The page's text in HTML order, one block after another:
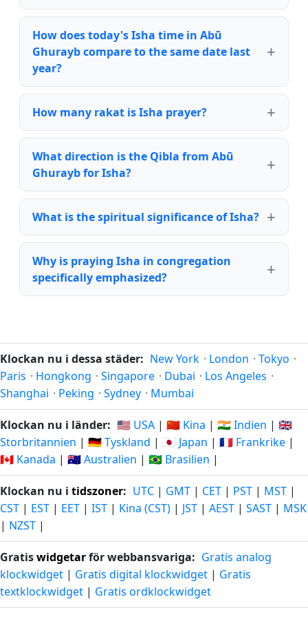
How does today's Isha time in Abū
Ghurayb compare to the same date last
year?
How many rakat is Isha prayer?
What direction is the Qibla from Abū
Ghurayb for Isha?
What is the spiritual significance of Isha?
Why is praying Isha in congregation
specifically emphasized?
Klockan nu i dessa städer: New York · London · Tokyo ·
Paris · Hongkong · Singapore · Dubai · Los Angeles ·
Shanghai · Peking · Sydney · Mumbai
Klockan nu i länder: 🇺🇸 USA | 🇨🇳 Kina | 🇮🇳 Indien | 🇬🇧
Storbritannien | 🇩🇪 Tyskland | 🇯🇵 Japan | 🇫🇷 Frankrike |
🇨🇦 Kanada | 🇦🇺 Australien | 🇧🇷 Brasilien |
Klockan nu i tidszoner: UTC | GMT | CET | PST | MST |
CST | EST | EET | IST | Kina (CST) | JST | AEST | SAST | MSK
| NZST |
Gratiswidgetarför webbansvariga: Gratis analog
klockwidget | Gratis digital klockwidget | Gratis
textklockwidget | Gratis ordklockwidget